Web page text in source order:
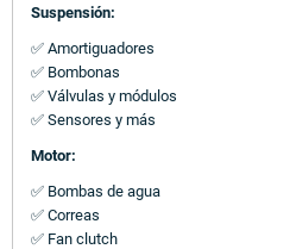
Suspensión:
✅ Amortiguadores
✅ Bombonas
✅ Válvulas y módulos
✅ Sensores y más
Motor:
✅ Bombas de agua
✅ Correas
✅ Fan clutch